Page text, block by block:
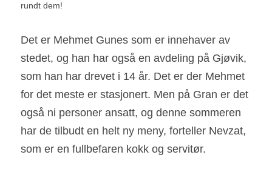
rundt dem!
Det er Mehmet Gunes som er innehaver av
stedet, og han har også en avdeling på Gjøvik,
som han har drevet i 14 år. Det er der Mehmet
for det meste er stasjonert. Men på Gran er det
også ni personer ansatt, og denne sommeren
har de tilbudt en helt ny meny, forteller Nevzat,
som er en fullbefaren kokk og servitør.